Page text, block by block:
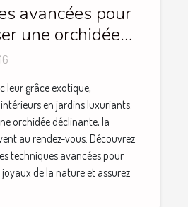
avancées pour
une orchidée
leur grâce exotique,
en jardins luxuriants.
orchidée déclinante, la
au rendez-vous. Découvrez
techniques avancées pour
de la nature et assurez